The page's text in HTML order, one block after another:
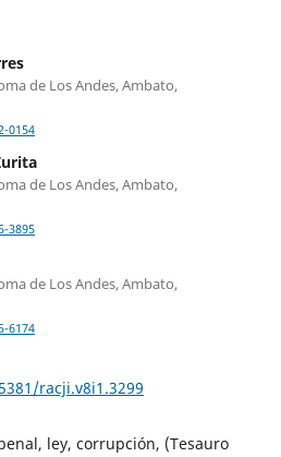
de Los Andes, Ambato,
0154
de Los Andes, Ambato,
3895
de Los Andes, Ambato,
6174
racji.v8i1.3299
ley, corrupción, (Tesauro